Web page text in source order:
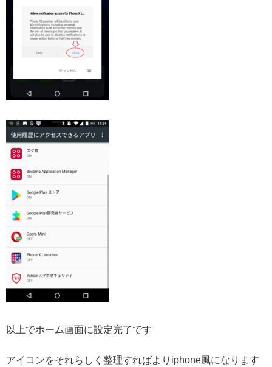
以上でホーム画面に設定完了です
アイコンをそれらしく整理すればよりiphone風になります